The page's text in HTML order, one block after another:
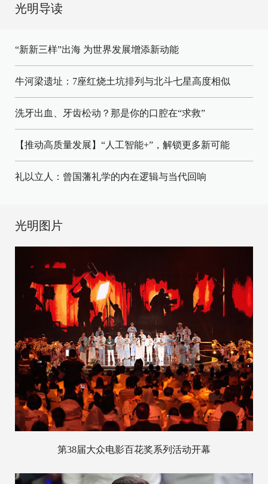
光明导读
“新新三样”出海 为世界发展增添新动能
牛河梁遗址：7座红烧土坑排列与北斗七星高度相似
洗牙出血、牙齿松动？那是你的口腔在“求救”
【推动高质量发展】“人工智能+”，解锁更多新可能
礼以立人：曾国藩礼学的内在逻辑与当代回响
光明图片
第38届大众电影百花奖系列活动开幕